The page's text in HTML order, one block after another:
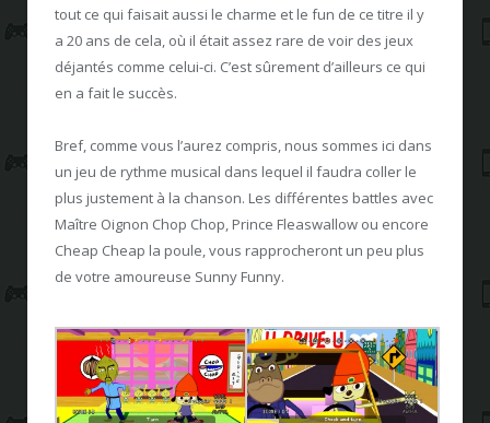
tout ce qui faisait aussi le charme et le fun de ce titre il y
a 20 ans de cela, où il était assez rare de voir des jeux
déjantés comme celui-ci. C’est sûrement d’ailleurs ce qui
en a fait le succès.
Bref, comme vous l’aurez compris, nous sommes ici dans
un jeu de rythme musical dans lequel il faudra coller le
plus justement à la chanson. Les différentes battles avec
Maître Oignon Chop Chop, Prince Fleaswallow ou encore
Cheap Cheap la poule, vous rapprocheront un peu plus
de votre amoureuse Sunny Funny.